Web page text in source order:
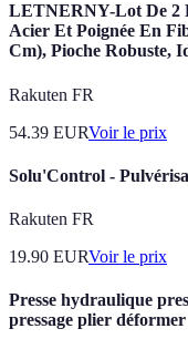
LETNERNY-Lot De 2
Acier Et Poignée En
Cm), Pioche Robuste,
Rakuten FR
54.39 EURVoir le prix
Solu'Control -
Rakuten FR
19.90 EURVoir le prix
Presse hydraulique
pressage plier